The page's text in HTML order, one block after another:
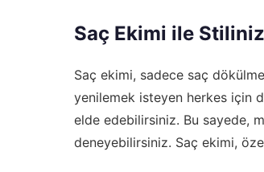
Saç Ekimi ile
Saç ekimi, sadece saç
yenilemek isteyen herkes için
elde edebilirsiniz. Bu sayede,
deneyebilirsiniz. Saç ekimi,